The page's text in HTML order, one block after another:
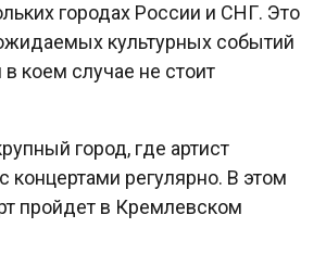
городах России и СНГ. Это
культурных событий
в коем случае не стоит
город, где артист
концертами регулярно. В этом
пройдет в Кремлевском